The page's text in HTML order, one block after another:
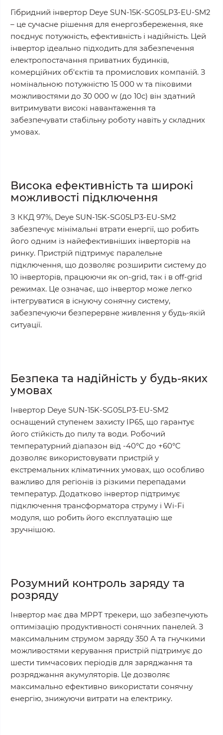
Гібридний інвертор Deye SUN-15K-SG05LP3-EU-SM2
– це сучасне рішення для енергозбереження, яке
поєднує потужність, ефективність і надійність. Цей
інвертор ідеально підходить для забезпечення
електропостачання приватних будинків,
комерційних об'єктів та промислових компаній. З
номінальною потужністю 15 000 w та піковими
можливостями до 30 000 w (до 10с) він здатний
витримувати високі навантаження та
забезпечувати стабільну роботу навіть у складних
умовах.
Висока ефективність та широкі
можливості підключення
З ККД 97%, Deye SUN-15K-SG05LP3-EU-SM2
забезпечує мінімальні втрати енергії, що робить
його одним із найефективніших інверторів на
ринку. Пристрій підтримує паралельне
підключення, що дозволяє розширити систему до
10 інверторів, працюючи як on-grid, так і в off-grid
режимах. Це означає, що інвертор може легко
інтегруватися в існуючу сонячну систему,
забезпечуючи безперервне живлення у будь-якій
ситуації.
Безпека та надійність у будь-яких
умовах
Інвертор Deye SUN-15K-SG05LP3-EU-SM2
оснащений ступенем захисту IP65, що гарантує
його стійкість до пилу та води. Робочий
температурний діапазон від -40°C до +60°C
дозволяє використовувати пристрій у
екстремальних кліматичних умовах, що особливо
важливо для регіонів із різкими перепадами
температур. Додатково інвертор підтримує
підключення трансформатора струму і Wi-Fi
модуля, що робить його експлуатацію ще
зручнішою.
Розумний контроль заряду та
розряду
Інвертор має два MPPT трекери, що забезпечують
оптимізацію продуктивності сонячних панелей. З
максимальним струмом заряду 350 А та гнучкими
можливостями керування пристрій підтримує до
шести тимчасових періодів для заряджання та
розряджання акумуляторів. Це дозволяє
максимально ефективно використати сонячну
енергію, знижуючи витрати на електрику.